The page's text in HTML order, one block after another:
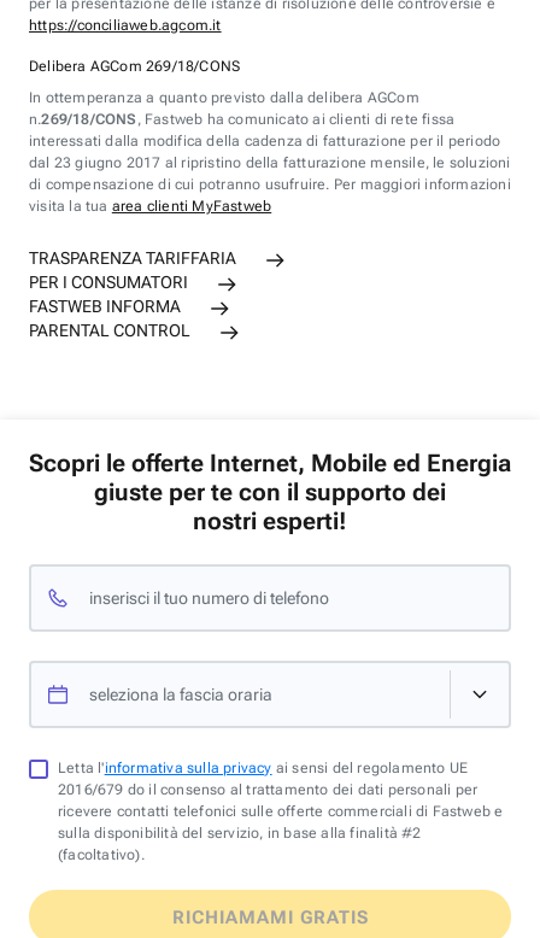
per la presentazione delle istanze di risoluzione delle controversie è
https://conciliaweb.agcom.it
Delibera AGCom 269/18/CONS
In ottemperanza a quanto previsto dalla delibera AGCom
n.269/18/CONS , Fastweb ha comunicato ai clienti di rete fissa
interessati dalla modifica della cadenza di fatturazione per il periodo
dal 23 giugno 2017 al ripristino della fatturazione mensile, le soluzioni
di compensazione di cui potranno usufruire. Per maggiori informazioni
visita la tua area clienti MyFastweb
TRASPARENZA TARIFFARIA
PER I CONSUMATORI
FASTWEB INFORMA
PARENTAL CONTROL
Scopri le offerte Internet, Mobile ed Energia
giuste per te con il supporto dei
nostri esperti!
inserisci il tuo numero di telefono
seleziona la fascia oraria
Letta l'informativa sulla privacy ai sensi del regolamento UE
2016/679 do il consenso al trattamento dei dati personali per
ricevere contatti telefonici sulle offerte commerciali di Fastweb e
sulla disponibilità del servizio, in base alla finalità #2
(facoltativo).
RICHIAMAMI GRATIS